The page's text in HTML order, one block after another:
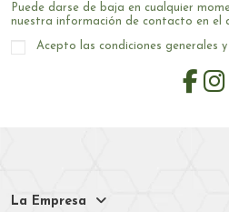
Puede darse de baja en cualquier
nuestra información de contacto en el
Acepto las condiciones generales
La Empresa